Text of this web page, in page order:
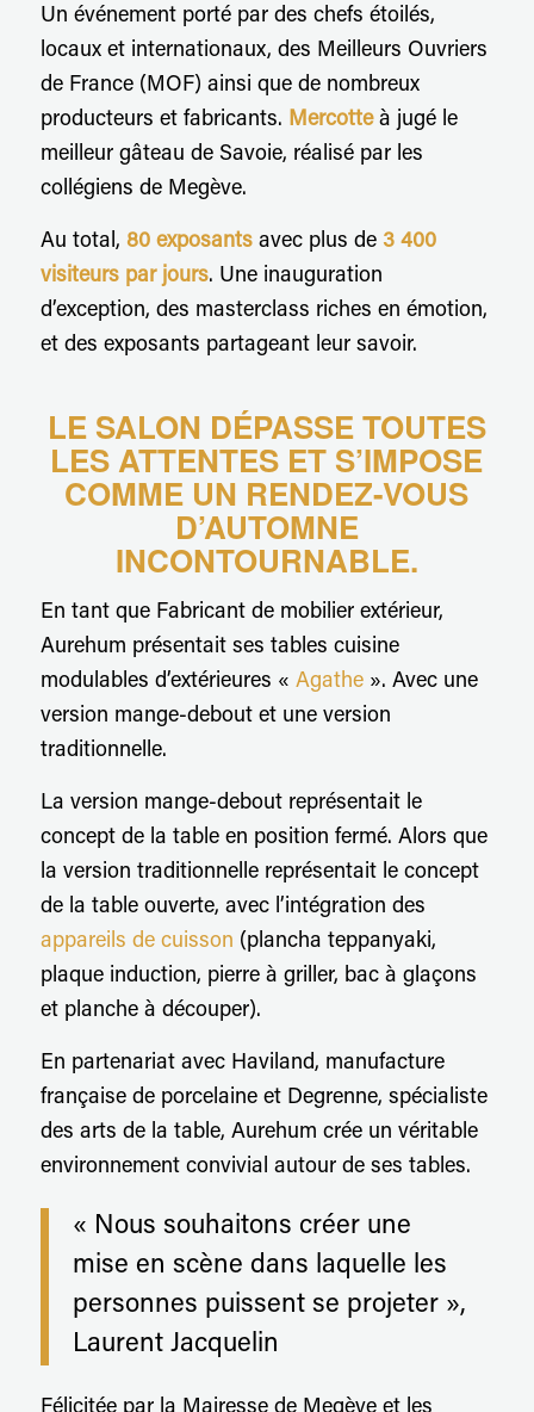
Un événement porté par des chefs étoilés,
locaux et internationaux, des Meilleurs Ouvriers
de France (MOF) ainsi que de nombreux
producteurs et fabricants. Mercotteà jugé le
meilleur gâteau de Savoie, réalisé par les
collégiens de Megève.
Au total, 80 exposantsavec plus de3 400
visiteurs par jours. Une inauguration
d’exception, des masterclass riches en émotion,
et des exposants partageant leur savoir.
LE SALON DÉPASSE TOUTES
LES ATTENTES ET S’IMPOSE
COMME UN RENDEZ-VOUS
D’AUTOMNE
INCONTOURNABLE.
En tant que Fabricant de mobilier extérieur,
Aurehum présentait ses tables cuisine
modulables d’extérieures « Agathe». Avec une
version mange-debout et une version
traditionnelle.
La version mange-debout représentait le
concept de la table en position fermé. Alors que
la version traditionnelle représentait le concept
de la table ouverte, avec l’intégration des
appareils de cuisson (plancha teppanyaki,
plaque induction, pierre à griller, bac à glaçons
et planche à découper).
En partenariat avec Haviland, manufacture
française de porcelaine et Degrenne, spécialiste
des arts de la table, Aurehum crée un véritable
environnement convivial autour de ses tables.
« Nous souhaitons créer une
mise en scène dans laquelle les
personnes puissent se projeter »,
Laurent Jacquelin